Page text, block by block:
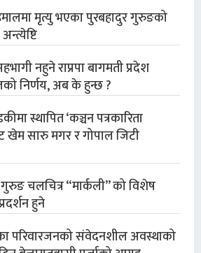
मृत्यु भएका पुरबहादुर गुरुङको
नहुने राप्रपा बागमती प्रदेश
निर्णय, अब के हुन्छ ?
स्थापित ‘कञ्चन पत्रकारिता
खेम सारु मगर र गोपाल जिटी
गुरुङ चलचित्र “मार्कली” को विशेष
हुने
परिवारजनको संवेदनशील अवस्थाको